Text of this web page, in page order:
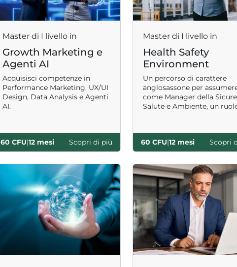
Master di I livello in
Growth Marketing e
Agenti AI
Acquisisci competenze in
Performance Marketing, UX/UI
Design, Data Analysis e Agenti
AI.
60 CFU|12 mesi Scopri di più
Master di I livello in
Health Safety
Environment
Un percorso di carattere
anglosassone per
come Manager della
Salute e Ambiente, un
60 CFU|12 mesi Scopri